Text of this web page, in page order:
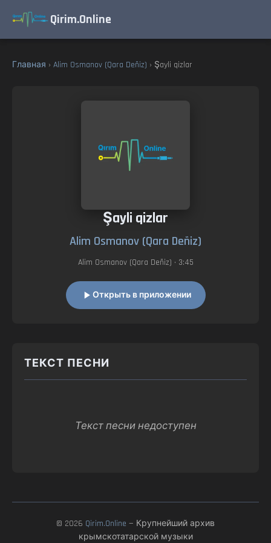
Qirim.Online
Главная › Alim Osmanov (Qara Deñiz) › Şayli qizlar
Şayli qizlar
Alim Osmanov (Qara Deñiz)
Alim Osmanov (Qara Deñiz) • 3:45
Открыть в приложении
ТЕКСТ ПЕСНИ
Текст песни недоступен
© 2026 Qirim.Online — Крупнейший архив
крымскотатарской музыки